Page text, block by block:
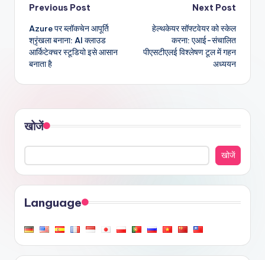
Post
navigation
Previous Post
Azure पर ब्लॉकचेन आपूर्ति
श्रृंखला बनाना: AI क्लाउड
आर्किटेक्चर स्टूडियो इसे आसान
बनाता है
Next Post
हेल्थकेयर सॉफ्टवेयर को स्केल
करना: एआई-संचालित
पीएसटीएलई विश्लेषण टूल में गहन
अध्ययन
खोजें
खोजें
Language